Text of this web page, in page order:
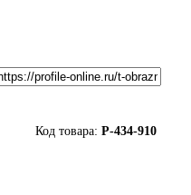
Код товара: P-434-910